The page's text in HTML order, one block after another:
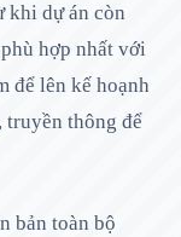
khi dự án còn
hợp nhất với
để lên kế hoạnh
truyền thông để
bản toàn bộ